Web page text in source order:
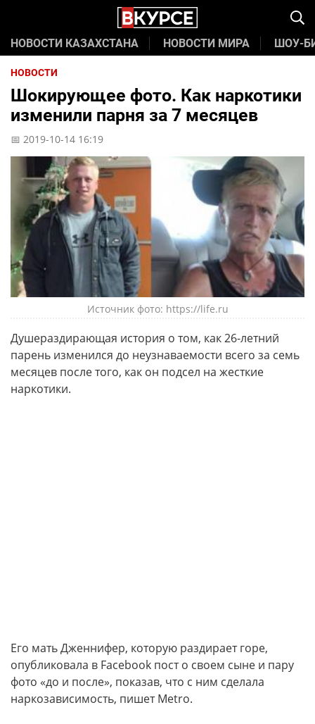
НОВОСТИ КАЗАХСТАНА НОВОСТИ МИРА ШОУ-
НОВОСТИ
Шокирующее фото. Как наркотики
изменили парня за 7 месяцев
📅 2019-10-14 16:19
Источник фото: https://life.ru
Душераздирающая история о том, как 26-летний
парень изменился до неузнаваемости всего за семь
месяцев после того, как он подсел на жесткие
наркотики.
Его мать Дженнифер, которую раздирает горе,
опубликовала в Facebook пост о своем сыне и пару
фото «до и после», показав, что с ним сделала
наркозависимость, пишет Metro.